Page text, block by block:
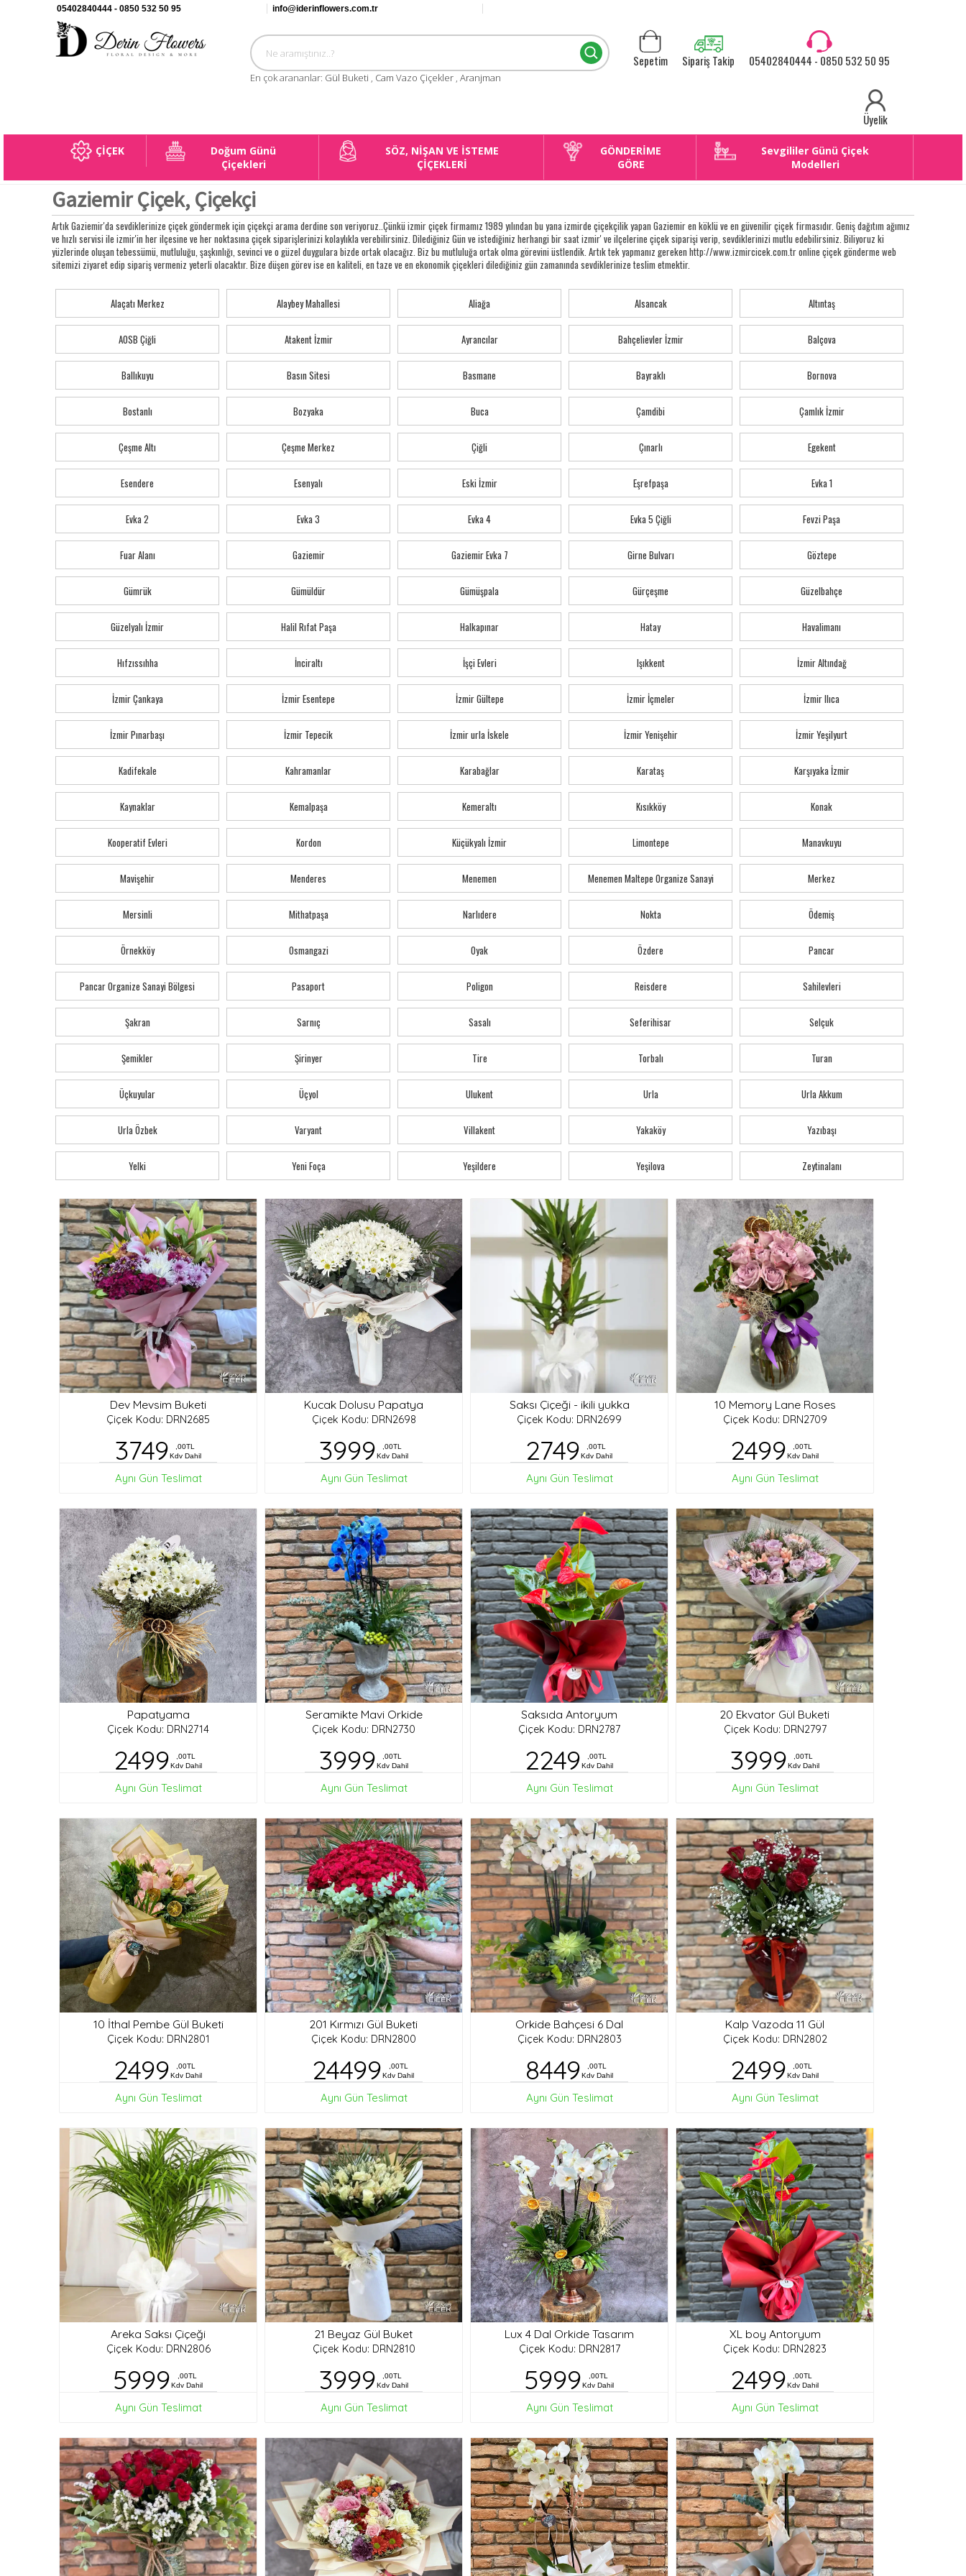
05402840444 - 0850 532 50 95 info@iderinflowers.com.tr
En çok arananlar: Gül Buketi , Cam Vazo Çiçekler , Aranjman
05402840444 - 0850 532 50 95
Sipariş Takip
Sepetim
Üyelik
ÇİÇEK
Doğum Günü
Çiçekleri
SÖZ, NİŞAN VE İSTEME
ÇİÇEKLERİ
GÖNDERİME
GÖRE
Sevgililer Günü Çiçek
Modelleri
Gaziemir Çiçek, Çiçekçi
Artık Gaziemir'da sevdiklerinize çiçek göndermek için çiçekçi arama derdine son veriyoruz..Çünkü izmir çiçek firmamız 1989 yılından bu yana izmirde çiçekçilik yapan Gaziemir en köklü ve en güvenilir çiçek firmasıdır. Geniş dağıtım ağımız
ve hızlı servisi ile izmir'in her ilçesine ve her noktasına çiçek siparişlerinizi kolaylıkla verebilirsiniz. Dilediğiniz Gün ve istediğiniz herhangi bir saat izmir' ve ilçelerine çiçek siparişi verip, sevdiklerinizi mutlu edebilirsiniz. Biliyoruz ki
yüzlerinde oluşan tebessümü, mutluluğu, şaşkınlığı, sevinci ve o güzel duygulara bizde ortak olacağız. Biz bu mutluluğa ortak olma görevini üstlendik. Artık tek yapmanız gereken http://www.izmircicek.com.tr online çiçek gönderme web
sitemizi ziyaret edip sipariş vermeniz yeterli olacaktır. Bize düşen görev ise en kaliteli, en taze ve en ekonomik çiçekleri dilediğiniz gün zamanında sevdiklerinize teslim etmektir.
Alaçatı Merkez Alaybey Mahallesi Aliağa Alsancak Altıntaş
AOSB Çiğli Atakent İzmir Ayrancılar Bahçelievler İzmir Balçova
Ballıkuyu Basın Sitesi Basmane Bayraklı Bornova
Bostanlı Bozyaka Buca Çamdibi Çamlık İzmir
Çeşme Altı Çeşme Merkez Çiğli Çınarlı Egekent
Esendere Esenyalı Eski İzmir Eşrefpaşa Evka 1
Evka 2 Evka 3 Evka 4 Evka 5 Çiğli Fevzi Paşa
Fuar Alanı Gaziemir Gaziemir Evka 7 Girne Bulvarı Göztepe
Gümrük Gümüldür Gümüşpala Gürçeşme Güzelbahçe
Güzelyalı İzmir Halil Rıfat Paşa Halkapınar Hatay Havalimanı
Hıfzıssıhha İnciraltı İşçi Evleri Işıkkent İzmir Altındağ
İzmir Çankaya İzmir Esentepe İzmir Gültepe İzmir İçmeler İzmir Ilıca
İzmir Pınarbaşı İzmir Tepecik İzmir urla İskele İzmir Yenişehir İzmir Yeşilyurt
Kadifekale Kahramanlar Karabağlar Karataş Karşıyaka İzmir
Kaynaklar Kemalpaşa Kemeraltı Kısıkköy Konak
Kooperatif Evleri Kordon Küçükyalı İzmir Limontepe Manavkuyu
Mavişehir Menderes Menemen Menemen Maltepe Organize Sanayi Merkez
Mersinli Mithatpaşa Narlıdere Nokta Ödemiş
Örnekköy Osmangazi Oyak Özdere Pancar
Pancar Organize Sanayi Bölgesi Pasaport Poligon Reisdere Sahilevleri
Şakran Sarnıç Sasalı Seferihisar Selçuk
Şemikler Şirinyer Tire Torbalı Turan
Üçkuyular Üçyol Ulukent Urla Urla Akkum
Urla Özbek Varyant Villakent Yakaköy Yazıbaşı
Yelki Yeni Foça Yeşildere Yeşilova Zeytinalanı
Dev Mevsim Buketi
Çiçek Kodu: DRN2685
3749
,00TL
Kdv Dahil
Aynı Gün Teslimat
Kucak Dolusu Papatya
Çiçek Kodu: DRN2698
3999
,00TL
Kdv Dahil
Aynı Gün Teslimat
Saksı Çiçeği - ikili yukka
Çiçek Kodu: DRN2699
2749
,00TL
Kdv Dahil
Aynı Gün Teslimat
10 Memory Lane Roses
Çiçek Kodu: DRN2709
2499
,00TL
Kdv Dahil
Aynı Gün Teslimat
Papatyama
Çiçek Kodu: DRN2714
2499
,00TL
Kdv Dahil
Aynı Gün Teslimat
Seramikte Mavi Orkide
Çiçek Kodu: DRN2730
3999
,00TL
Kdv Dahil
Aynı Gün Teslimat
Saksıda Antoryum
Çiçek Kodu: DRN2787
2249
,00TL
Kdv Dahil
Aynı Gün Teslimat
20 Ekvator Gül Buketi
Çiçek Kodu: DRN2797
3999
,00TL
Kdv Dahil
Aynı Gün Teslimat
10 İthal Pembe Gül Buketi
Çiçek Kodu: DRN2801
2499
,00TL
Kdv Dahil
Aynı Gün Teslimat
201 Kırmızı Gül Buketi
Çiçek Kodu: DRN2800
24499
,00TL
Kdv Dahil
Aynı Gün Teslimat
Orkide Bahçesi 6 Dal
Çiçek Kodu: DRN2803
8449
,00TL
Kdv Dahil
Aynı Gün Teslimat
Kalp Vazoda 11 Gül
Çiçek Kodu: DRN2802
2499
,00TL
Kdv Dahil
Aynı Gün Teslimat
Areka Saksı Çiçeği
Çiçek Kodu: DRN2806
5999
,00TL
Kdv Dahil
Aynı Gün Teslimat
21 Beyaz Gül Buket
Çiçek Kodu: DRN2810
3999
,00TL
Kdv Dahil
Aynı Gün Teslimat
Lux 4 Dal Orkide Tasarım
Çiçek Kodu: DRN2817
5999
,00TL
Kdv Dahil
Aynı Gün Teslimat
XL boy Antoryum
Çiçek Kodu: DRN2823
2499
,00TL
Kdv Dahil
Aynı Gün Teslimat